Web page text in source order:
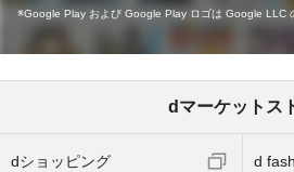
Google Play および Google Play ロゴは Google LLC
dマーケットス
dショッピング d